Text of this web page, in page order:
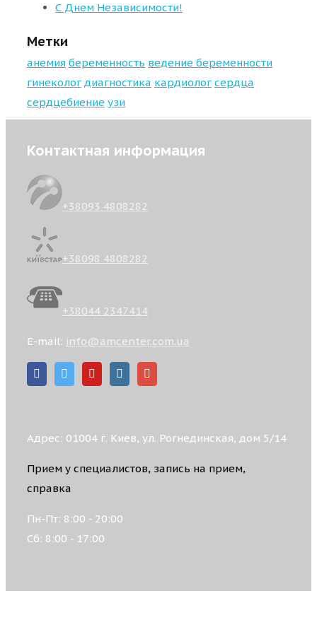
С Днем Независимости!
Метки
анемия беременность ведение беременности
гинеколог диагностика кардиолог сердца
сердцебиение узи
Контактная информация
+38093 4808282
+38098 4808282
+38044 2347414
E-mail: info@amcenter.com.ua
Адрес: 01004 г. Киев, ул. Рогнединская, дом 5/14
Прием у специалистов, запись на прием,
справка
Пн-Пт: 8:00 - 20:00
Сб: 8:00 - 17:00